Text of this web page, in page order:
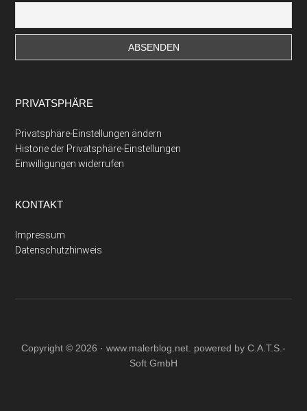
PRIVATSPHÄRE
Privatsphäre-Einstellungen ändern
Historie der Privatsphäre-Einstellungen
Einwilligungen widerrufen
KONTAKT
Impressum
Datenschutzhinweis
Copyright © 2026 · www.malerblog.net. powered by C.A.T.S.-
Soft GmbH